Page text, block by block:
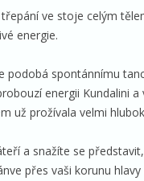
ve stoje celým
energie.
podobá spontánnímu
energii Kundalini
už prožívala velmi
a snažíte se
přes vaši korunu